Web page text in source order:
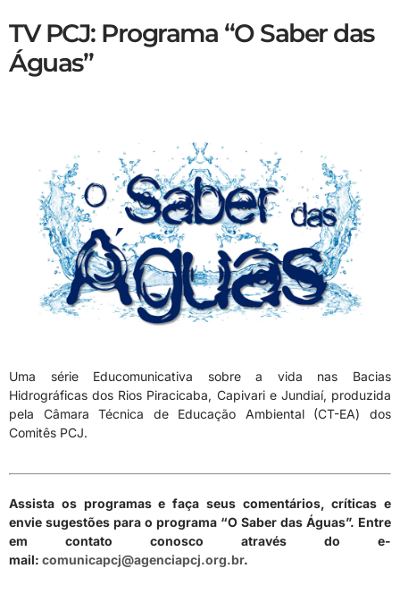
TV PCJ: Programa “O Saber das
Águas”
Uma série Educomunicativa sobre a vida nas Bacias
Hidrográficas dos Rios Piracicaba, Capivari e Jundiaí, produzida
pela Câmara Técnica de Educação Ambiental (CT-EA) dos
Comitês PCJ.
Assista os programas e faça seus comentários, críticas e
envie sugestões para o programa “O Saber das Águas”. Entre
em contato conosco através do e-
mail: comunicapcj@agenciapcj.org.br.